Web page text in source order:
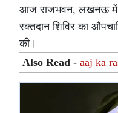
आज राजभवन, लखनऊ में
रक्तदान शिविर का
की।
Also Read - aaj ka